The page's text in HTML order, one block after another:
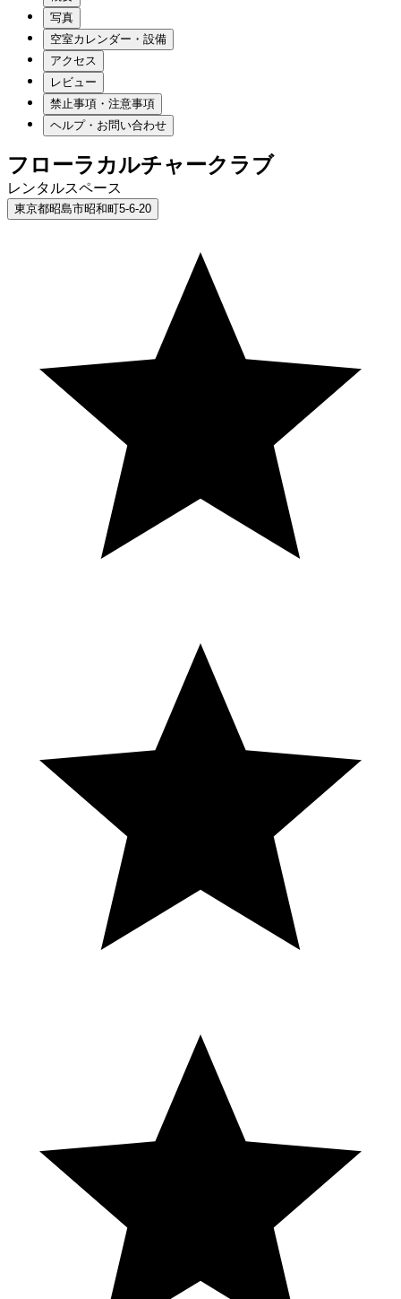
写真
空室カレンダー・設備
アクセス
レビュー
禁止事項・注意事項
ヘルプ・お問い合わせ
フローラカルチャークラブ
レンタルスペース
東京都昭島市昭和町5-6-20